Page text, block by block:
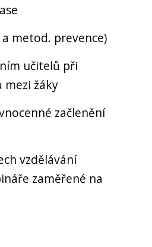
metod. prevence)
učitelů při
žáky
začlenění
vzdělávání
zaměřené na